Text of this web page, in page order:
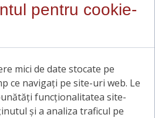
pentru cookie-
mici de date stocate pe
ce navigați pe site-uri web. Le
funcționalitatea site-
și a analiza traficul pe